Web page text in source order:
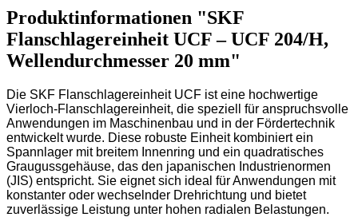
Produktinformationen "SKF
Flanschlagereinheit UCF – UCF 204/H,
Wellendurchmesser 20 mm"
Die SKF Flanschlagereinheit UCF ist eine hochwertige
Vierloch-Flanschlagereinheit, die speziell für anspruchsvolle
Anwendungen im Maschinenbau und in der Fördertechnik
entwickelt wurde. Diese robuste Einheit kombiniert ein
Spannlager mit breitem Innenring und ein quadratisches
Graugussgehäuse, das den japanischen Industrienormen
(JIS) entspricht. Sie eignet sich ideal für Anwendungen mit
konstanter oder wechselnder Drehrichtung und bietet
zuverlässige Leistung unter hohen radialen Belastungen.